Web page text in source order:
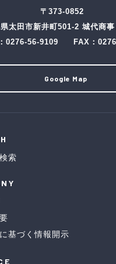
〒373-0852
太田市新井町501-2 城代商
0276-56-9109 FAX：
Google Map
索
基づく情報開示